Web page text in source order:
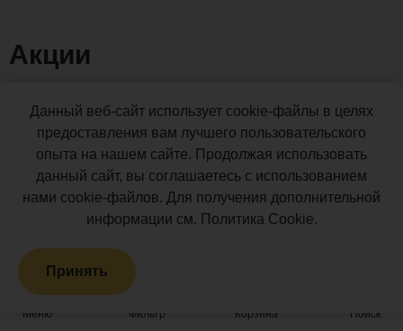
Меню Фильтр Корзина Поиск
Акции
11.11 - Графитовый понедельник в
Поливуд
Данный веб-сайт использует cookie-файлы в целях
предоставления вам лучшего пользовательского
опыта на нашем сайте. Продолжая использовать
данный сайт, вы соглашаетесь с использованием
нами cookie-файлов. Для получения дополнительной
информации см. Политика Cookie.
Принять